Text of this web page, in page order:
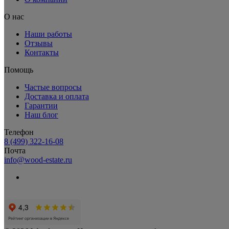
О нас
Наши работы
Отзывы
Контакты
Помощь
Частые вопросы
Доставка и оплата
Гарантии
Наш блог
Телефон
8 (499) 322-16-08
Почта
info@wood-estate.ru